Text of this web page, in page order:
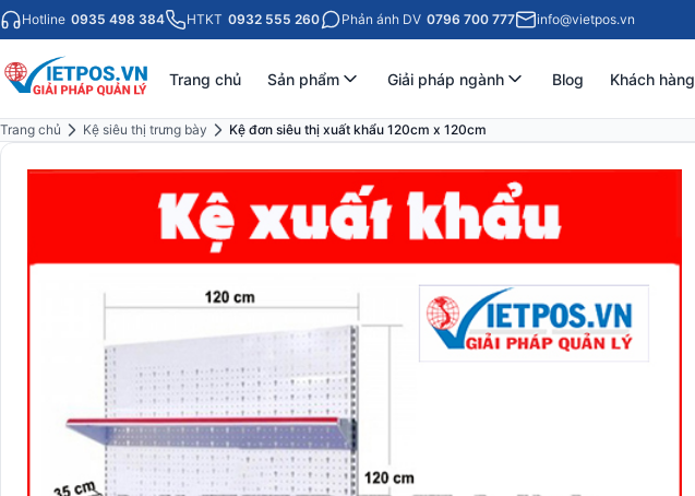
Hotline 0935 498 384 HTKT 0932 555 260 Phản ánh DV 0796 700 777 info@vietpos.vn
Trang chủ Sản phẩm Giải pháp ngành Blog Khách hàng
Trang chủ Kệ siêu thị trưng bày
Kệ đơn siêu thị xuất khẩu 120cm x 120cm